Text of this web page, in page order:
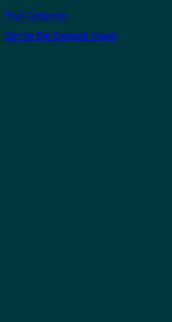
Hızlı Görünüm
Sırt Ve Bel Destekli Yastık